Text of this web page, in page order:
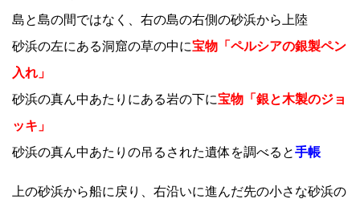
島と島の間ではなく、右の島の右側の砂浜から上陸
砂浜の左にある洞窟の草の中に宝物「ペルシアの銀製ペン
入れ」
砂浜の真ん中あたりにある岩の下に宝物「銀と木製のジョ
ッキ」
砂浜の真ん中あたりの吊るされた遺体を調べると手帳
上の砂浜から船に戻り、右沿いに進んだ先の小さな砂浜の